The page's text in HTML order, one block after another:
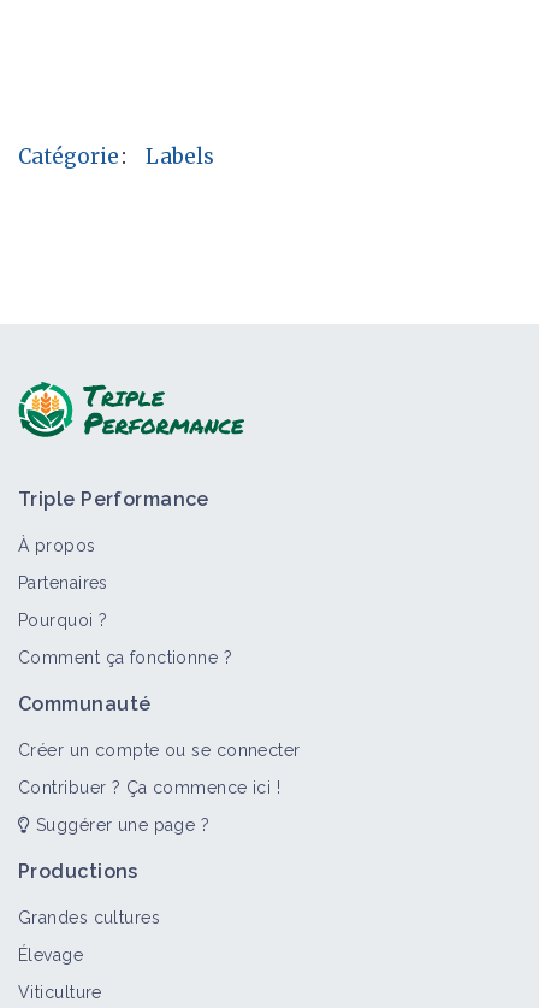
Catégorie: Labels
Triple Performance
À propos
Partenaires
Pourquoi ?
Comment ça fonctionne ?
Communauté
Créer un compte ou se connecter
Contribuer ? Ça commence ici !
Suggérer une page ?
Productions
Grandes cultures
Élevage
Viticulture